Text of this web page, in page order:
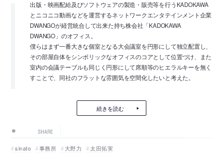
出版・映画配給及びソフトウェアの製造・販売等を行うKADOKAWA
とニコニコ動画などを運営するネットワークエンタテインメント企業
DWANGOが経営統合して出来た持ち株会社「KADOKAWA
DWANGO」のオフィス。
僕らはまず一番大きな個室となる大会議室を円形にして独立配置し、
その部屋自体をシンボリックなオフィスのコアとして位置づけ、また
室内の会議テーブルも同じく円形にして席順等のヒエラルキーを無く
すことで、同社のフラットな雰囲気を空間化したいと考えた。
続きを読む
SHARE
sinato 事務所 大野力 太田拓実